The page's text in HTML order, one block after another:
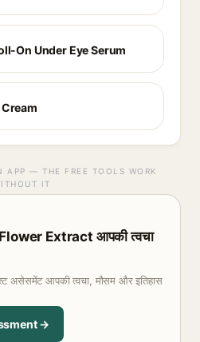
On Under Eye Serum
APP — THE FREE TOOLS WORK
IT
Extract आपकी त्वचा
असेसमेंट आपकी त्वचा, मौसम और इतिहास
→